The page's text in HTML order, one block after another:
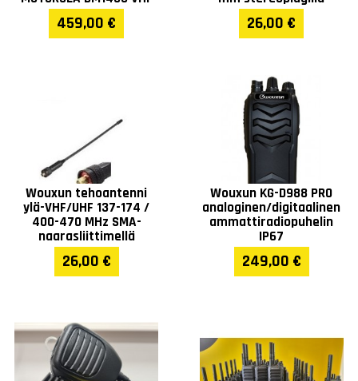
459,00 € 26,00 €
Wouxun tehoantenni
ylä-VHF/UHF 137-174 /
400-470 MHz SMA-
naarasliittimellä
26,00 €
Wouxun KG-D988 PRO
analoginen/digitaalinen
ammattiradiopuhelin
IP67
249,00 €